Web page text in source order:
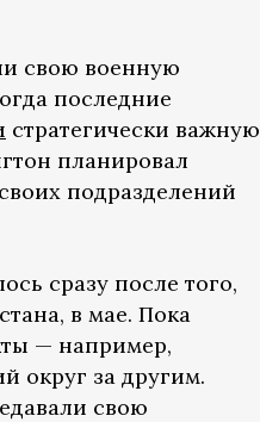
свою военную
последние
стратегически важную
планировал
подразделений
сразу после того,
в мае. Пока
— например,
округ за другим.
свою